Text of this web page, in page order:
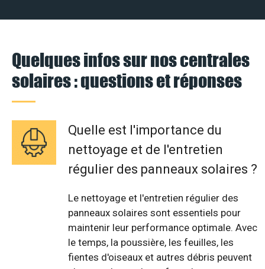
Quelques infos sur nos centrales
solaires : questions et réponses
Quelle est l'importance du
nettoyage et de l'entretien
régulier des panneaux solaires ?
Le nettoyage et l'entretien régulier des
panneaux solaires sont essentiels pour
maintenir leur performance optimale. Avec
le temps, la poussière, les feuilles, les
fientes d'oiseaux et autres débris peuvent